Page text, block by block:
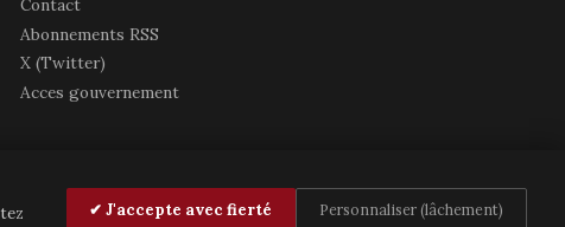
Contact
Abonnements RSS
X (Twitter)
Acces gouvernement
✔ J'accepte avec fierté Personnaliser (lâchement)